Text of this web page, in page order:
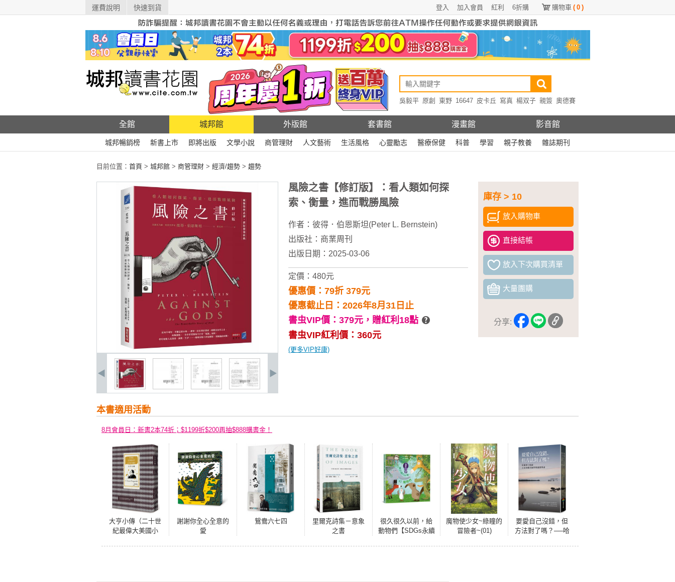
運費說明 快速到貨 購物車 ( 0 )
6折購
紅利
加入會員
登入
吳毅平 原創 東野 16647 皮卡丘 寫真 楊双子 親簽 奧德賽
全館 城邦館 外版館 套書館 漫畫館 影音館
城邦暢銷榜 新書上市 即將出版 文學小說 商管理財 人文藝術 生活風格 心靈勵志 醫療保健 科普 學習 親子教養 雜誌期刊
目前位置： 首頁 > 城邦館 > 商管理財 > 經濟/趨勢 > 趨勢
庫存 > 10
放入購物車
直接結帳
放入下次購買清單
大量團購
分享:
風險之書【修訂版】：看人類如何探
索、衡量，進而戰勝風險
作者： 彼得．伯恩斯坦(Peter L. Bernstein)
出版社： 商業周刊
出版日期：2025-03-06
定價：480元
優惠價：79折 379元
優惠截止日：2026年8月31日止
書虫VIP價：379元， 贈紅利18點
書虫VIP紅利價：360元
(更多VIP好康)
本書適用活動
8月會員日：新書2本74折；$1199折$200再抽$888購書金！
大亨小傳（二十世
紀最偉大美國小
謝謝你全心全意的
愛
鴛鴦六七四
里爾克詩集－意象
之書
很久很久以前，給
動物們【SDGs永續
魔物使少女~綠瞳的
冒險者~(01)
要愛自己沒錯，但
方法對了嗎？──哈